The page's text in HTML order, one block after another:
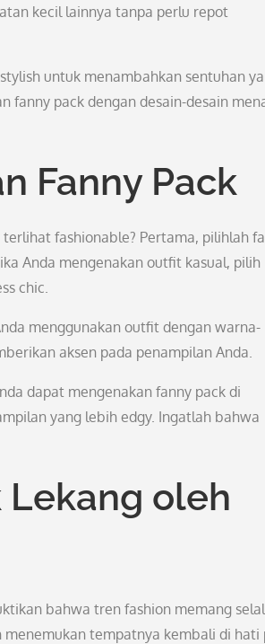
kecil lainnya tanpa perlu repot
untuk menambahkan sentuhan
fanny pack dengan desain-desain
Fanny Pack
fashionable? Pertama, pilihlah
Anda mengenakan outfit kasual, pilih
chic.
menggunakan outfit dengan warna-
aksen pada penampilan Anda.
dapat mengenakan fanny pack di
yang lebih edgy. Ingatlah bahwa
Lekang oleh
bahwa tren fashion memang
tempatnya kembali di hati